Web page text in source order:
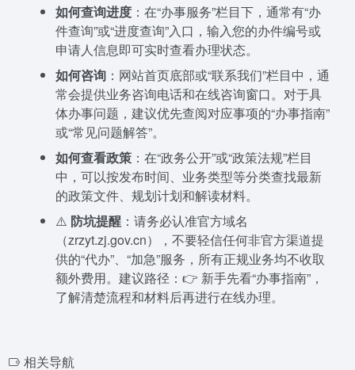
如何查询进度 ：在“办事服务”栏目下，通常有“办
件查询”或“进度查询”入口，输入您的办件编号或
申请人信息即可实时查看办理状态。
如何咨询 ：网站首页底部或“联系我们”栏目中，通
常会提供业务咨询电话和在线咨询窗口。对于具
体办事问题，建议优先查阅对应事项的“办事指南”
或“常见问题解答”。
如何查看政策 ：在“政务公开”或“政策法规”栏目
中，可以按发布时间、业务类型等分类查找最新
的政策文件、规划计划和解读材料。
⚠️ 防坑提醒 ：请务必认准官方域名
（zrzyt.zj.gov.cn），不要轻信任何非官方渠道提
供的“代办”、“加急”服务，所有正规业务均不收取
额外费用。建议路径：👉 新手先看“办事指南”，
了解清楚流程和材料后再进行在线办理。
相关导航